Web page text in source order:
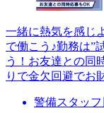
一緒に熱気を感じ
で働こう♪勤務は”
う！お友達との同
りで金欠回避でお
警備スタッフ